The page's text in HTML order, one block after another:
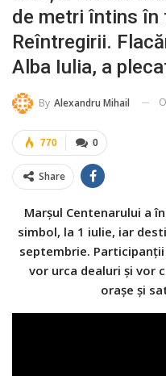
de metri întins în
Reîntregirii.
Alba Iulia, a
By Alexandru Mihail
0
770
Share
Marșul Centenarului a
simbol, la 1 iulie, iar
septembrie.
vor urca dealuri și vor
orașe și